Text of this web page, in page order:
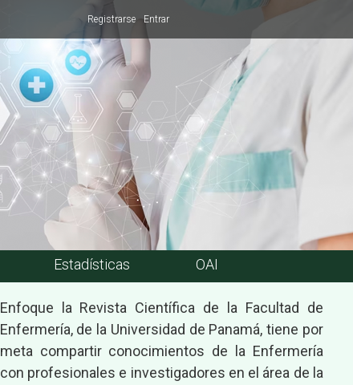
Registrarse Entrar
Estadísticas OAI
Enfoque la Revista Científica de la Facultad de
Enfermería, de la Universidad de Panamá, tiene por
meta compartir conocimientos de la Enfermería
con profesionales e investigadores en el área de la